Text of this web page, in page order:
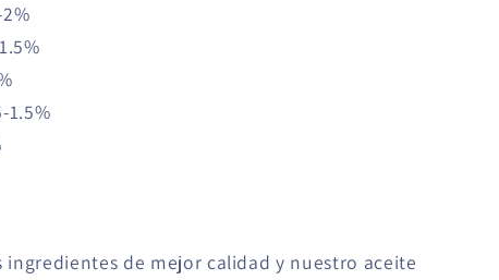
1.5%
ingredientes de mejor calidad y nuestro aceite